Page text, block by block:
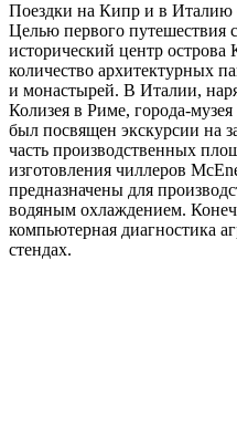
Поездки на Кипр и в Италию
Целью первого путешествия
исторический центр острова
количество архитектурных
и монастырей. В Италии,
Колизея в Риме, города-
был посвящен экскурсии на
часть производственных
изготовления чиллеров
предназначены для
водяным охлаждением.
компьютерная диагностика
стендах.